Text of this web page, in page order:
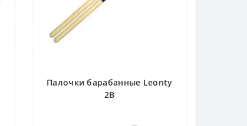
Палочки барабанные Leonty
2B